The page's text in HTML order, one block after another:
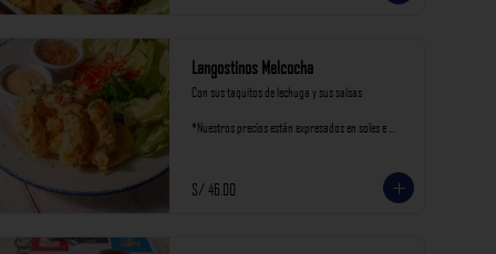
Langostinos Melcocha
Con sus taquitos de lechuga y sus salsas
*Nuestros precios están expresados en soles e
S/ 46.00